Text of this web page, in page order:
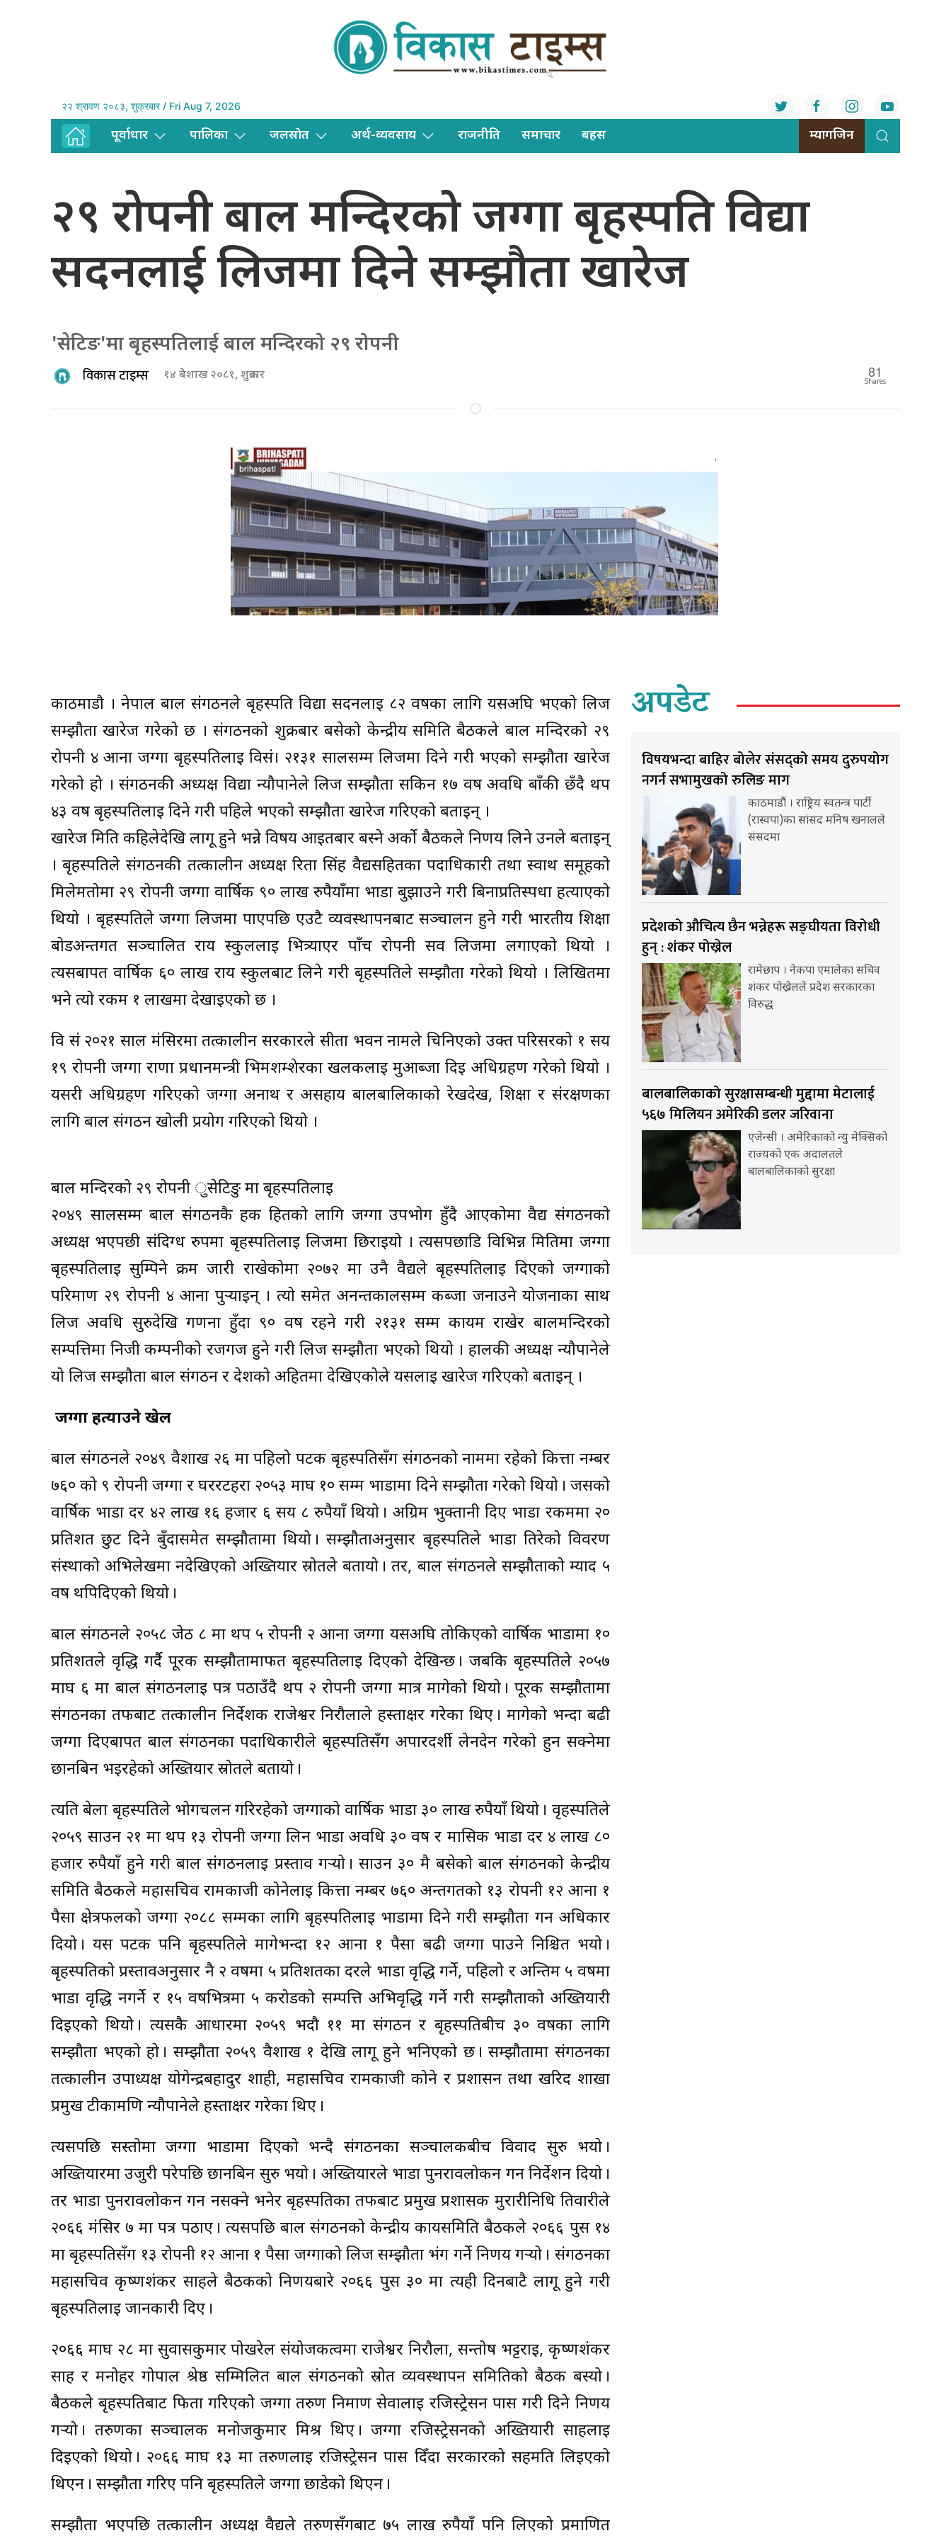
२२ श्रावण २०८३, शुक्रबार / Fri Aug 7, 2026
पूर्वाधार पालिका जलस्राेत अर्थ-व्यवसाय राजनीति समाचार बहस म्यागजिन
२९ रोपनी बाल मन्दिरको जग्गा बृहस्पति विद्या
सदनलाई लिजमा दिने सम्झौता खारेज
'सेटिङ'मा बृहस्पतिलाई बाल मन्दिरको २९ रोपनी
विकास टाइम्स १४ बैशाख २०८१, शुक्रबार 81
Shares
काठमाडौ । नेपाल बाल संगठनले बृहस्पति विद्या सदनलाई ८२ वर्षका लागि यसअघि भएको लिज
सम्झौता खारेज गरेको छ । संगठनको शुक्रबार बसेको केन्द्रीय समिति बैठकले बाल मन्दिरको २९
रोपनी ४ आना जग्गा बृहस्पतिलाई विसं। २१३१ सालसम्म लिजमा दिने गरी भएको सम्झौता खारेज
गरेको हो । संगठनकी अध्यक्ष विद्या न्यौपानेले लिज सम्झौता सकिन १७ वर्ष अवधि बाँकी छँदै थप
४३ वर्ष बृहस्पतिलाई दिने गरी पहिले भएको सम्झौता खारेज गरिएको बताइन् ।
खारेज मिति कहिलेदेखि लागू हुने भन्ने विषय आइतबार बस्ने अर्को बैठकले निर्णय लिने उनले बताइन्
। बृहस्पतिले संगठनकी तत्कालीन अध्यक्ष रिता सिंह वैद्यसहितका पदाधिकारी तथा स्वार्थ समूहको
मिलेमतोमा २९ रोपनी जग्गा वार्षिक ९० लाख रुपैयाँमा भाडा बुझाउने गरी बिनाप्रतिस्पर्धा हत्याएको
थियो । बृहस्पतिले जग्गा लिजमा पाएपछि एउटै व्यवस्थापनबाट सञ्चालन हुने गरी भारतीय शिक्षा
बोर्डअन्तर्गत सञ्चालित राय स्कुललाई भित्र्याएर पाँच रोपनी सव लिजमा लगाएको थियो ।
त्यसबापत वार्षिक ६० लाख राय स्कुलबाट लिने गरी बृहस्पतिले सम्झौता गरेको थियो । लिखितमा
भने त्यो रकम १ लाखमा देखाइएको छ ।
वि सं २०२१ साल मंसिरमा तत्कालीन सरकारले सीता भवन नामले चिनिएको उक्त परिसरको १ सय
१९ रोपनी जग्गा राणा प्रधानमन्त्री भिमशम्शेरका खलकलाई मुआब्जा दिई अधिग्रहण गरेको थियो ।
यसरी अधिग्रहण गरिएको जग्गा अनाथ र असहाय बालबालिकाको रेखदेख, शिक्षा र संरक्षणका
लागि बाल संगठन खोली प्रयोग गरिएको थियो ।
बाल मन्दिरको २९ रोपनी ुसेटिङु मा बृहस्पतिलाई
२०४९ सालसम्म बाल संगठनकै हक हितको लागि जग्गा उपभोग हुँदै आएकोमा वैद्य संगठनको
अध्यक्ष भएपछी संदिग्ध रुपमा बृहस्पतिलाई लिजमा छिराइयो । त्यसपछाडि विभिन्न मितिमा जग्गा
बृहस्पतिलाई सुम्पिने क्रम जारी राखेकोमा २०७२ मा उनै वैद्यले बृहस्पतिलाई दिएको जग्गाको
परिमाण २९ रोपनी ४ आना पुर्‍याइन् । त्यो समेत अनन्तकालसम्म कब्जा जनाउने योजनाका साथ
लिज अवधि सुरुदेखि गणना हुँदा ९० वर्ष रहने गरी २१३१ सम्म कायम राखेर बालमन्दिरको
सम्पत्तिमा निजी कम्पनीको रजगज हुने गरी लिज सम्झौता भएको थियो । हालकी अध्यक्ष न्यौपानेले
यो लिज सम्झौता बाल संगठन र देशको अहितमा देखिएकोले यसलाई खारेज गरिएको बताइन् ।
जग्गा हत्याउने खेल
बाल संगठनले २०४९ वैशाख २६ मा पहिलो पटक बृहस्पतिसँग संगठनको नाममा रहेको कित्ता नम्बर
७६० को ९ रोपनी जग्गा र घररटहरा २०५३ माघ १० सम्म भाडामा दिने सम्झौता गरेको थियो । जसको
वार्षिक भाडा दर ४२ लाख १६ हजार ६ सय ८ रुपैयाँ थियो । अग्रिम भुक्तानी दिए भाडा रकममा २०
प्रतिशत छुट दिने बुँदासमेत सम्झौतामा थियो । सम्झौताअनुसार बृहस्पतिले भाडा तिरेको विवरण
संस्थाको अभिलेखमा नदेखिएको अख्तियार स्रोतले बतायो । तर, बाल संगठनले सम्झौताको म्याद ५
वर्ष थपिदिएको थियो ।
बाल संगठनले २०५८ जेठ ८ मा थप ५ रोपनी २ आना जग्गा यसअघि तोकिएको वार्षिक भाडामा १०
प्रतिशतले वृद्धि गर्दै पूरक सम्झौतामार्फत बृहस्पतिलाई दिएको देखिन्छ । जबकि बृहस्पतिले २०५७
माघ ६ मा बाल संगठनलाई पत्र पठाउँदै थप २ रोपनी जग्गा मात्र मागेको थियो । पूरक सम्झौतामा
संगठनका तर्फबाट तत्कालीन निर्देशक राजेश्वर निरौलाले हस्ताक्षर गरेका थिए । मागेको भन्दा बढी
जग्गा दिएबापत बाल संगठनका पदाधिकारीले बृहस्पतिसँग अपारदर्शी लेनदेन गरेको हुन सक्नेमा
छानबिन भइरहेको अख्तियार स्रोतले बतायो ।
त्यति बेला बृहस्पतिले भोगचलन गरिरहेको जग्गाको वार्षिक भाडा ३० लाख रुपैयाँ थियो । वृहस्पतिले
२०५९ साउन २१ मा थप १३ रोपनी जग्गा लिन भाडा अवधि ३० वर्ष र मासिक भाडा दर ४ लाख ८०
हजार रुपैयाँ हुने गरी बाल संगठनलाई प्रस्ताव गर्‍यो । साउन ३० मै बसेको बाल संगठनको केन्द्रीय
समिति बैठकले महासचिव रामकाजी कोनेलाई कित्ता नम्बर ७६० अन्तर्गतको १३ रोपनी १२ आना १
पैसा क्षेत्रफलको जग्गा २०८८ सम्मका लागि बृहस्पतिलाई भाडामा दिने गरी सम्झौता गर्न अधिकार
दियो । यस पटक पनि बृहस्पतिले मागेभन्दा १२ आना १ पैसा बढी जग्गा पाउने निश्चित भयो ।
बृहस्पतिको प्रस्तावअनुसार नै २ वर्षमा ५ प्रतिशतका दरले भाडा वृद्धि गर्ने, पहिलो र अन्तिम ५ वर्षमा
भाडा वृद्धि नगर्ने र १५ वर्षभित्रमा ५ करोडको सम्पत्ति अभिवृद्धि गर्ने गरी सम्झौताको अख्तियारी
दिइएको थियो । त्यसकै आधारमा २०५९ भदौ ११ मा संगठन र बृहस्पतिबीच ३० वर्षका लागि
सम्झौता भएको हो । सम्झौता २०५९ वैशाख १ देखि लागू हुने भनिएको छ । सम्झौतामा संगठनका
तत्कालीन उपाध्यक्ष योगेन्द्रबहादुर शाही, महासचिव रामकाजी कोने र प्रशासन तथा खरिद शाखा
प्रमुख टीकामणि न्यौपानेले हस्ताक्षर गरेका थिए ।
त्यसपछि सस्तोमा जग्गा भाडामा दिएको भन्दै संगठनका सञ्चालकबीच विवाद सुरु भयो ।
अख्तियारमा उजुरी परेपछि छानबिन सुरु भयो । अख्तियारले भाडा पुनरावलोकन गर्न निर्देशन दियो ।
तर भाडा पुनरावलोकन गर्न नसक्ने भनेर बृहस्पतिका तर्फबाट प्रमुख प्रशासक मुरारीनिधि तिवारीले
२०६६ मंसिर ७ मा पत्र पठाए । त्यसपछि बाल संगठनको केन्द्रीय कार्यसमिति बैठकले २०६६ पुस १४
मा बृहस्पतिसँग १३ रोपनी १२ आना १ पैसा जग्गाको लिज सम्झौता भंग गर्ने निर्णय गर्‍यो । संगठनका
महासचिव कृष्णशंकर साहले बैठकको निर्णयबारे २०६६ पुस ३० मा त्यही दिनबाटै लागू हुने गरी
बृहस्पतिलाई जानकारी दिए ।
२०६६ माघ २८ मा सुवासकुमार पोखरेल संयोजकत्वमा राजेश्वर निरौला, सन्तोष भट्टराई, कृष्णशंकर
साह र मनोहर गोपाल श्रेष्ठ सम्मिलित बाल संगठनको स्रोत व्यवस्थापन समितिको बैठक बस्यो ।
बैठकले बृहस्पतिबाट फिर्ता गरिएको जग्गा तरुण निर्माण सेवालाई रजिस्ट्रेसन पास गरी दिने निर्णय
गर्‍यो । तरुणका सञ्चालक मनोजकुमार मिश्र थिए । जग्गा रजिस्ट्रेसनको अख्तियारी साहलाई
दिइएको थियो । २०६६ माघ १३ मा तरुणलाई रजिस्ट्रेसन पास दिँदा सरकारको सहमति लिइएको
थिएन । सम्झौता गरिए पनि बृहस्पतिले जग्गा छाडेको थिएन ।
सम्झौता भएपछि तत्कालीन अध्यक्ष वैद्यले तरुणसँगबाट ७५ लाख रुपैयाँ पनि लिएको प्रमाणित
अपडेट
विषयभन्दा बाहिर बोलेर संसद्को समय दुरुपयोग
नगर्न सभामुखको रुलिङ माग
काठमाडौं । राष्ट्रिय स्वतन्त्र पार्टी
(रास्वपा)का सांसद मनिष खनालले
संसदमा
प्रदेशको औचित्य छैन भन्नेहरू सङ्घीयता विरोधी
हुन् : शंकर पोख्रेल
रामेछाप । नेकपा एमालेका सचिव
शंकर पोख्रेलले प्रदेश सरकारका
विरुद्ध
बालबालिकाको सुरक्षासम्बन्धी मुद्दामा मेटालाई
५६७ मिलियन अमेरिकी डलर जरिवाना
एजेन्सी । अमेरिकाको न्यु मेक्सिको
राज्यको एक अदालतले
बालबालिकाको सुरक्षा